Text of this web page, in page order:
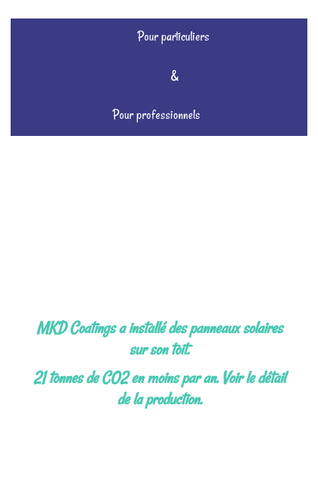
Pour particuliers
&
Pour professionnels
MKD Coatings a installé des panneaux solaires
sur son toit.
21 tonnes de CO2 en moins par an. Voir le détail
de la production.